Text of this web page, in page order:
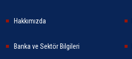
Hakkımızda
Banka ve Sektör Bilgileri